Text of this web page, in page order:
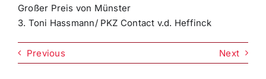
Großer Preis von Münster
3. Toni Hassmann/ PKZ Contact v.d. Heffinck
Previous Next